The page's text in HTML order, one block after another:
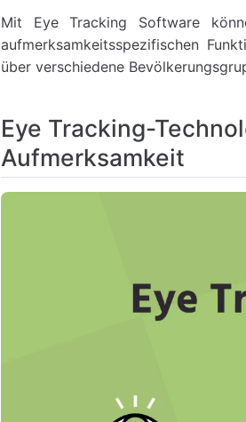
Mit Eye Tracking Software
aufmerksamkeitsspezifischen
über verschiedene
Eye Tracking-
Aufmerksamkeit